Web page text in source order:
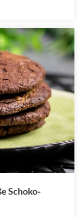
Schoko-